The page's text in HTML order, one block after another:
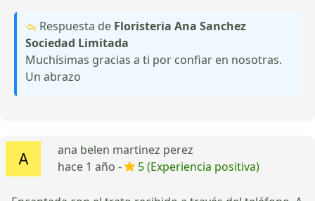
Respuesta de Floristeria Ana Sanchez
Sociedad Limitada
Muchísimas gracias a ti por confiar en nosotras.
Un abrazo
ana belen martinez perez
hace 1 año -
5 (Experiencia positiva)